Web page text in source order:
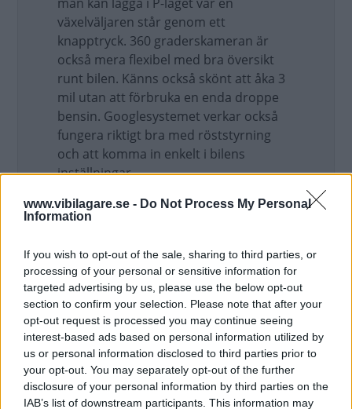
www.vibilagare.se - Do Not Process My Personal
Information
If you wish to opt-out of the sale, sharing to third parties, or
processing of your personal or sensitive information for
targeted advertising by us, please use the below opt-out
section to confirm your selection. Please note that after your
opt-out request is processed you may continue seeing
interest-based ads based on personal information utilized by
us or personal information disclosed to third parties prior to
your opt-out. You may separately opt-out of the further
disclosure of your personal information by third parties on the
IAB’s list of downstream participants. This information may
växelväljaren står genom ett
knapptryck. 360 graderskameran är
också mera flexibel med bra översikt
runt bilen. Känns också skönt att åka 3
mil utan att förbruka en enda droppe
bensin. Googlesystemet verkar också
fungera riktigt bra med röststyrning
och att komma in enkelt i bilens
inställningar.
Skall väl ta lite negativt också. Bilen
högre hastighet över skyltat, men kan
stängas av med en knapp på rattens
vänstersida. Går ej att stänga av
permanent, liksom lane assist alltid
måste användas efter varje start. Men
den verkade fungera mjukare än på den
gamla. Saknar öppning med
fotviftningen till bakluckan, som på den
gamla. Liksom att jag saknar att bilen